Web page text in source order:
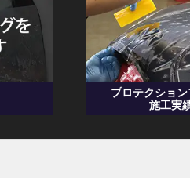
プロテクショ
施工実